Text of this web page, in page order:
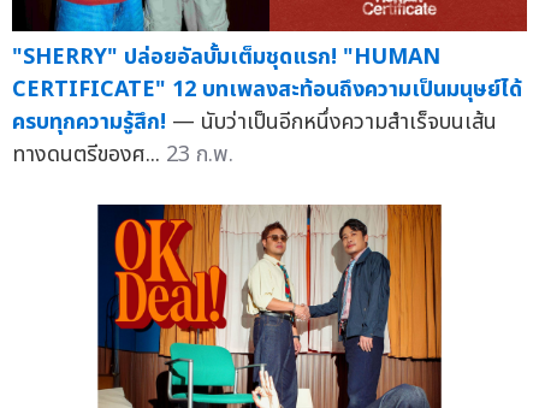
"SHERRY" ปล่อยอัลบั้มเต็มชุดแรก! "HUMAN
CERTIFICATE" 12 บทเพลงสะท้อนถึงความเป็นมนุษย์ได้
ครบทุกความรู้สึก! — นับว่าเป็นอีกหนึ่งความสำเร็จบนเส้น
ทางดนตรีของศ... 23 ก.พ.